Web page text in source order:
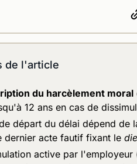
de l'article
du harcèlement moral
12 ans en cas de
départ du délai dépend de
dernier acte fautif fixant le
active par